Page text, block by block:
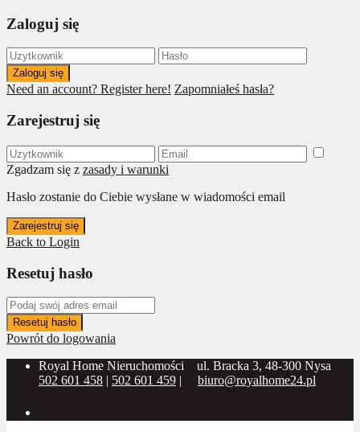
Zaloguj się
Zaloguj się
Need an account? Register here! Zapomniałeś hasła?
Zarejestruj się
Zgadzam się z zasady i warunki
Hasło zostanie do Ciebie wysłane w wiadomości email
Zarejestruj się
Back to Login
Resetuj hasło
Resetuj hasło
Powrót do logowania
Royal Home Nieruchomości
ul. Bracka 3, 48-300 Nysa
502 601 458 | 502 601 459 | biuro@royalhome24.pl